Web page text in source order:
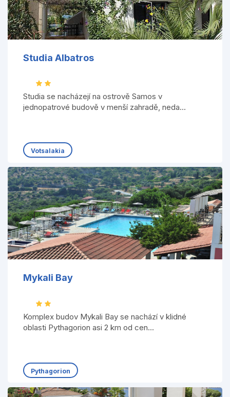
Studia Albatros
Studia se nacházejí na ostrově Samos v
jednopatrové budově v menší zahradě, neda...
Votsalakia
Mykali Bay
Komplex budov Mykali Bay se nachází v klidné
oblasti Pythagorion asi 2 km od cen...
Pythagorion